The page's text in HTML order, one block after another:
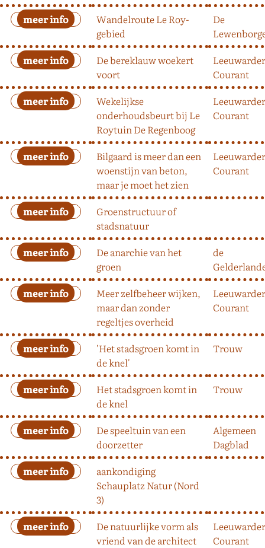
Wandelroute Le Roy-
gebied
De
De bereklauw woekert
voort
Leeuwarder
Courant
Wekelijkse
onderhoudsbeurt bij Le
Roytuin De Regenboog
Leeuwarder
Courant
Bilgaard is meer dan een
woenstijn van beton,
maar je moet het zien
Leeuwarder
Courant
Groenstructuur of
stadsnatuur
De anarchie van het
groen
de
Meer zelfbeheer wijken,
maar dan zonder
regeltjes overheid
Leeuwarder
Courant
'Het stadsgroen komt in
de knel'
Trouw
Het stadsgroen komt in
de knel
Trouw
De speeltuin van een
doorzetter
Algemeen
Dagblad
aankondiging
Schauplatz Natur (Nord
3)
De natuurlijke vorm als
vriend van de architect
Leeuwarder
Courant